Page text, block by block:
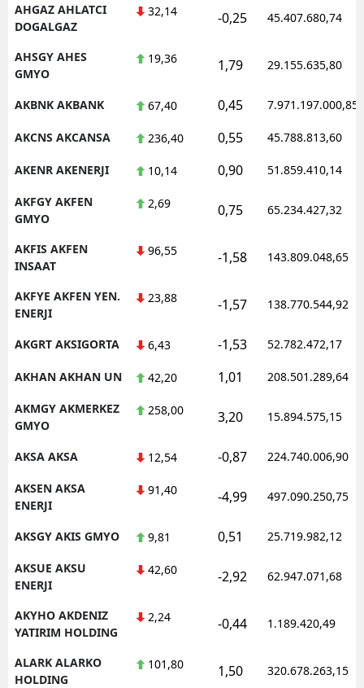
AHGAZ AHLATCI
DOGALGAZ
32,14 -0,25 45.407.680,74
AHSGY AHES
GMYO
19,36 1,79 29.155.635,80
AKBNK AKBANK 67,40 0,45 7.971.197.000,85
AKCNS AKCANSA 236,40 0,55 45.788.813,60
AKENR AKENERJI 10,14 0,90 51.859.410,14
AKFGY AKFEN
GMYO
2,69 0,75 65.234.427,32
AKFIS AKFEN
INSAAT
96,55 -1,58 143.809.048,65
AKFYE AKFEN YEN.
ENERJI
23,88 -1,57 138.770.544,92
AKGRT AKSIGORTA 6,43 -1,53 52.782.472,17
AKHAN AKHAN UN 42,20 1,01 208.501.289,64
AKMGY AKMERKEZ
GMYO
258,00 3,20 15.894.575,15
AKSA AKSA 12,54 -0,87 224.740.006,90
AKSEN AKSA
ENERJI
91,40 -4,99 497.090.250,75
AKSGY AKIS GMYO 9,81 0,51 25.719.982,12
AKSUE AKSU
ENERJI
42,60 -2,92 62.947.071,68
AKYHO AKDENIZ
YATIRIM HOLDING
2,24 -0,44 1.189.420,49
ALARK ALARKO
HOLDING
101,80 1,50 320.678.263,15